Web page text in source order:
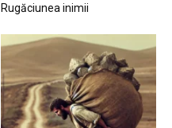
Rugăciunea inimii